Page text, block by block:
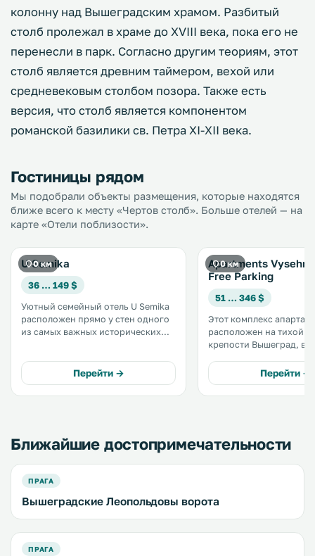
колонну над Вышеградским храмом. Разбитый
столб пролежал в храме до XVIII века, пока его не
перенесли в парк. Согласно другим теориям, этот
столб является древним таймером, вехой или
средневековым столбом позора. Также есть
версия, что столб является компонентом
романской базилики св. Петра XI-XII века.
Гостиницы рядом
Мы подобрали объекты размещения, которые находятся
ближе всего к месту «Чертов столб». Больше отелей — на
карте «Отели поблизости».
0 км
U Semika
36 … 149 $
Уютный семейный отель U Semika
расположен прямо у стен одного
из самых важных исторических
номера располагают
современными удобствами,
такими как беспроводной доступ
Перейти →
0 км
Apartments
Free Parking
51 … 346 $
Этот комплекс
расположен на тихой
крепости Вышеград,
центра Праги. К услугам гостей
бесплатный Wi-Fi и
парковка на
Перейти →
Ближайшие достопримечательности
ПРАГА
Вышеградские Леопольдовы ворота
ПРАГА